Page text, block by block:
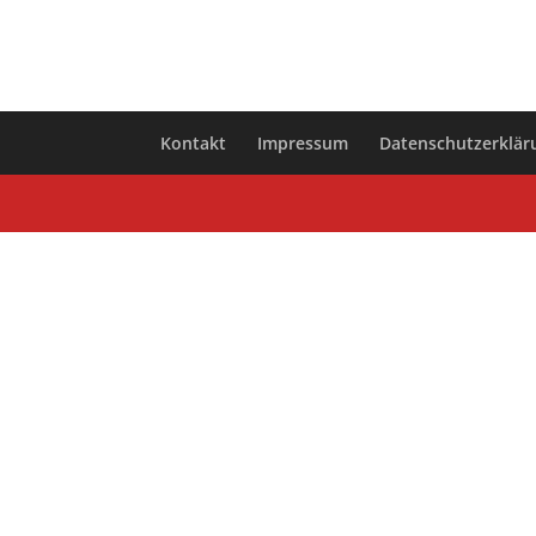
Kontakt Impressum